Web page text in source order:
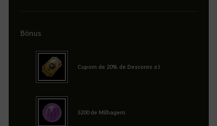
Bônus
Cupom de 20% de Desconto x1
5200 de Milhagem